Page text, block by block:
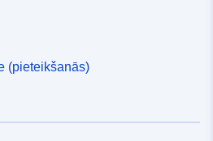
(pieteikšanās)